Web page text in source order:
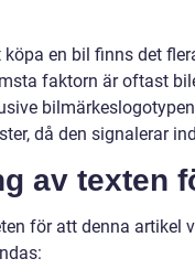
en bil finns det
faktorn är oftast
då den signalerar
av texten
för att denna artikel